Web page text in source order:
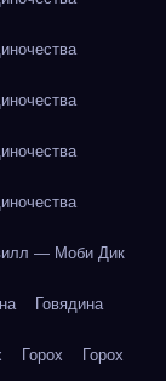
— Моби Дик
Говядина
Горох Горох